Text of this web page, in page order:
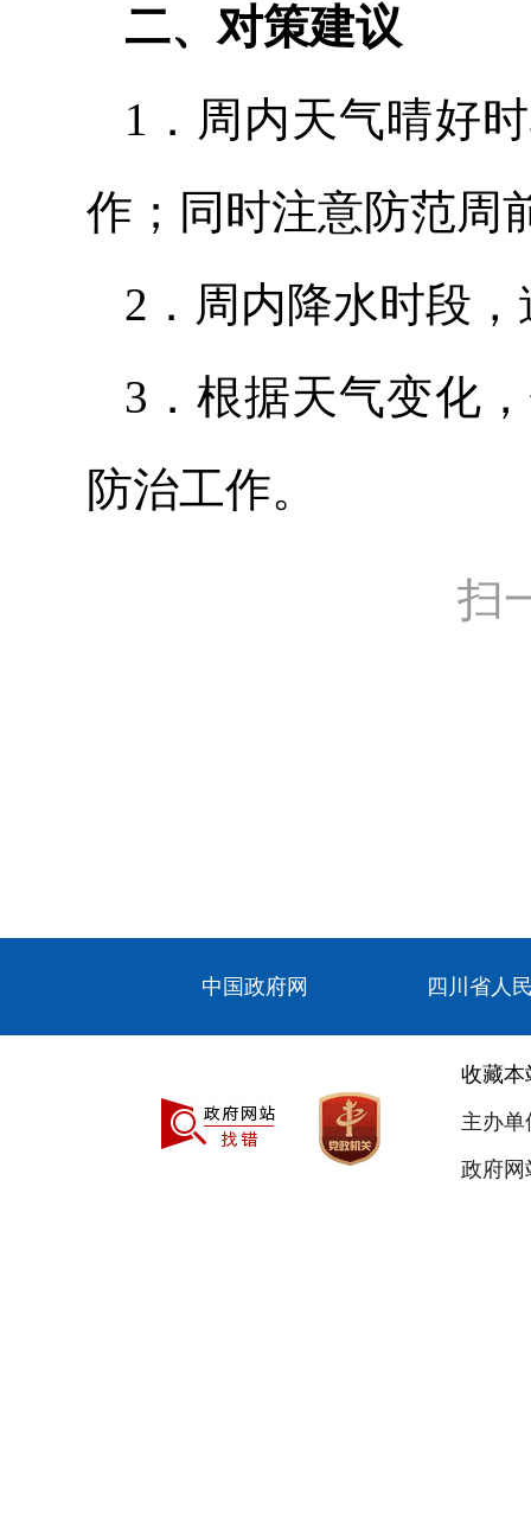
二、对策建议
1．周内天气晴好
作；同时注意防范周
2．周内降水时段
3．根据天气变化
防治工作。
扫
中国政府网 四川省人
收藏本
主办
政府网